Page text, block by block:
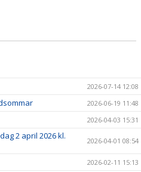
2026-07-14 12:08
2026-06-19 11:48
2026-04-03 15:31
2 april 2026 kl.
2026-04-01 08:54
2026-02-11 15:13